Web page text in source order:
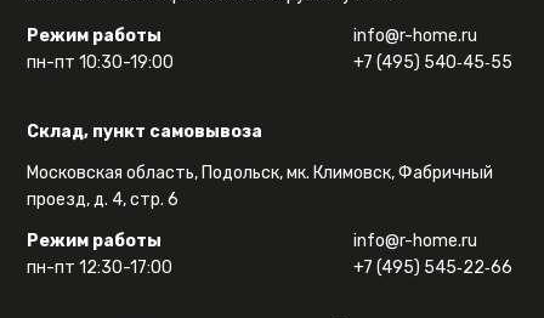
Режим работы
пн-пт 10:30-19:00
info@r-home.ru
+7 (495) 540‑45‑55
Склад, пункт самовывоза
Московская область, Подольск, мк. Климовск, Фабричный
проезд, д. 4, стр. 6
Режим работы
пн-пт 12:30-17:00
info@r-home.ru
+7 (495) 545‑22‑66